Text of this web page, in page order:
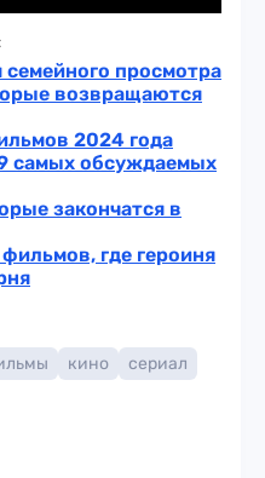
просмотра
возвращаются
2024 года
самых обсуждаемых
закончатся в
где героиня
кино
сериал